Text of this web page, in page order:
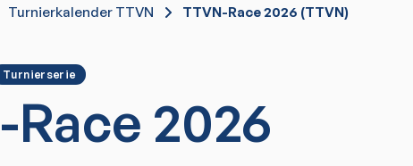
Turnierkalender TTVN TTVN-Race 2026 (TTVN)
Turnierserie
2026